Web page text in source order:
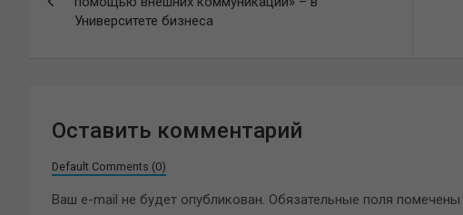
записям
Университете бизнеса
Оставить комментарий
Default Comments (0)
Ваш e-mail не будет опубликован. Обязательные поля помечены